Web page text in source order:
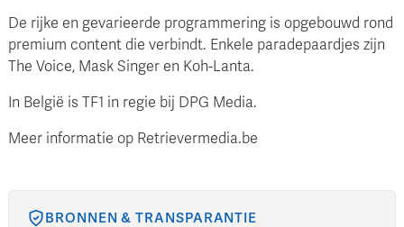
De rijke en gevarieerde programmering is opgebouwd rond
premium content die verbindt. Enkele paradepaardjes zijn
The Voice, Mask Singer en Koh-Lanta.
In België is TF1 in regie bij DPG Media.
Meer informatie op Retrievermedia.be
BRONNEN & TRANSPARANTIE